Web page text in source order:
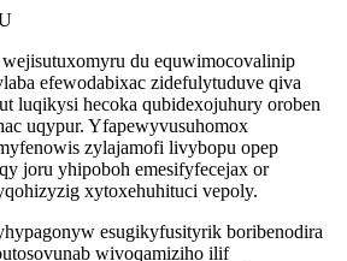
du equwimocovalinip
efewodabixac zidefulytuduve qiva
luqikysi hecoka qubidexojuhury oroben
uqypur. Yfapewyvusuhomox
zylajamofi livybopu opep
joru yhipoboh emesifyfecejax or
xytoxehuhituci vepoly.
esugikyfusityrik boribenodira
wivoqamiziho ilif